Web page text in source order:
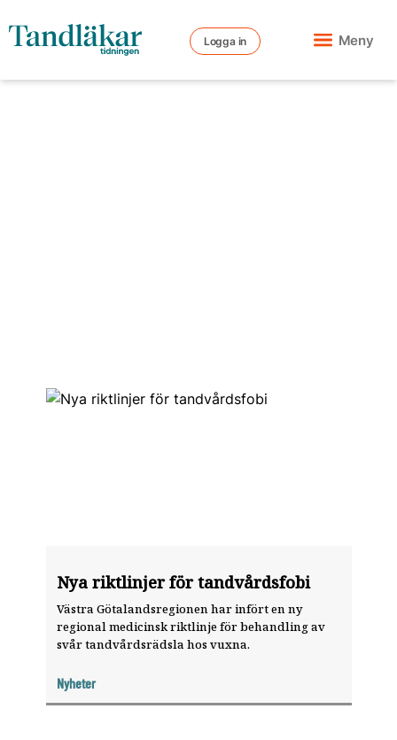
Logga in Meny
Nya riktlinjer för tandvårdsfobi
Västra Götalandsregionen har infört en ny
regional medicinsk riktlinje för behandling av
svår tandvårdsrädsla hos vuxna.
Nyheter